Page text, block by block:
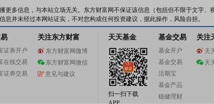
更多信息，与本站立场无关。东方财富网不保证该信息（包括但不限于文字
并未经过本网站证实，不对您构成任何投资建议，据此操作，风险自担。
证券开户
在线交易
证券交易
关注东方财富
东方财富网微博
东方财富网微信
意见与建议
天天基金
扫一扫下载
基金交易
基金开户
基金交易
活期宝
基金产品
稳健理财
关注
天
天